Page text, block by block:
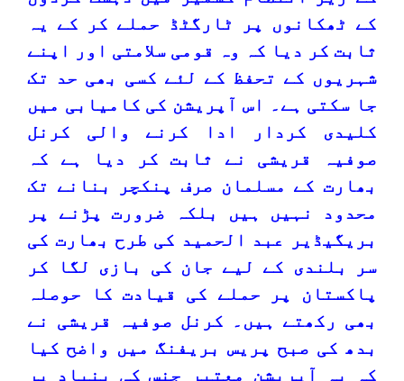
کے ٹھکانوں پر ٹارگٹڈ حملے کر کے یہ
ثابت کر دیا کہ وہ قومی سلامتی اور اپنے
شہریوں کے تحفظ کے لئے کسی بھی حد تک
جا سکتی ہے۔ اس آپریشن کی کامیابی میں
کلیدی کردار ادا کرنے والی کرنل
صوفیہ قریشی نے ثابت کر دیا ہے کہ
بھارت کے مسلمان صرف پنکچر بنانے تک
محدود نہیں ہیں بلکہ ضرورت پڑنے پر
بریگیڈیر عبد الحمید کی طرح بھارت کی
سر بلندی کے لیے جان کی بازی لگا کر
پاکستان پر حملے کی قیادت کا حوصلہ
بھی رکھتے ہیں۔ کرنل صوفیہ قریشی نے
بدھ کی صبح پریس بریفنگ میں واضح کیا
کہ یہ آپریشن معتبر جنس کی بنیاد پر